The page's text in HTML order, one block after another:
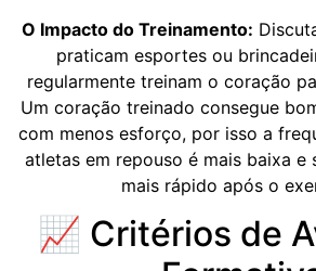
O Impacto do Treinamento:
praticam esportes ou
regularmente treinam o coração
Um coração treinado consegue
com menos esforço, por isso a
atletas em repouso é mais baixa e
mais rápido após o
📈 Critérios de